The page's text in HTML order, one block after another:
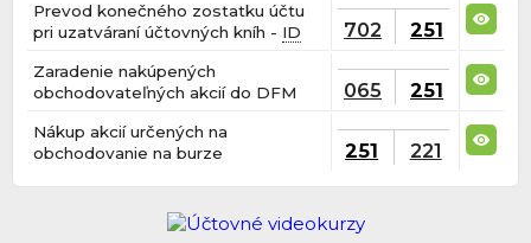
Prevod konečného zostatku účtu
pri uzatváraní účtovných kníh - ID 702 251
Zaradenie nakúpených
obchodovateľných akcií do DFM
065 251
Nákup akcií určených na
obchodovanie na burze
251 221